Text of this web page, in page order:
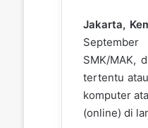
Jakarta,
SMK/MAK,
tertentu
komputer
(online) di